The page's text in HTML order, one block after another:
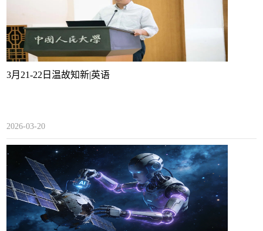
3月21-22日温故知新|英语
2026-03-20